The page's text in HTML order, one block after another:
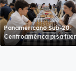
Panamericano Sub-20:
Centroamérica pisa